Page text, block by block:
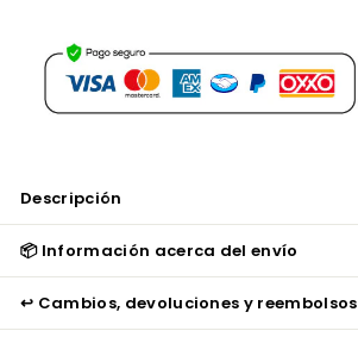
Descripción
📦 Información acerca del envío
↩️ Cambios, devoluciones y reembolsos